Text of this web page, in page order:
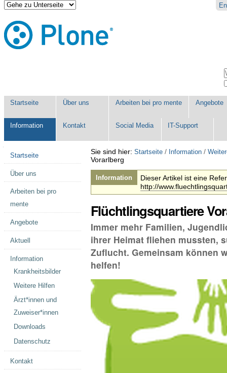
Direkt
zum
Inhalt
|
Direkt
zur
Benutzerspezifische
Werkzeuge
Startseite Über uns Arbeiten bei pro mente Angebote
Information Kontakt Social Media IT-Support
Sie sind hier: Startseite / Information /
Vorarlberg
Information
Dieser Artikel ist eine
http://
Flüchtlingsquartiere
Immer mehr Familien,
ihrer Heimat fliehen mussten,
Zuflucht. Gemeinsam können
helfen!
Startseite
Über uns
Arbeiten bei pro
mente
Angebote
Aktuell
Information
Krankheitsbilder
Weitere Hilfen
Ärzt*innen und
Zuweiser*innen
Downloads
Datenschutz
Kontakt